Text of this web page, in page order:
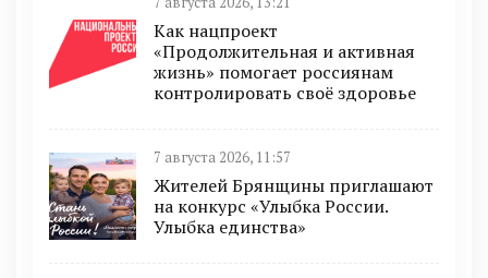
Как нацпроект
«Продолжительная и активная
жизнь» помогает россиянам
контролировать своё здоровье
7 августа 2026, 11:57
Жителей Брянщины приглашают
на конкурс «Улыбка России.
Улыбка единства»